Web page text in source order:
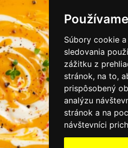
Súbory cookie
sledovania
zážitku z
stránok, na to,
prispôsobený
analýzu
stránok a na
návštevníciOchrana